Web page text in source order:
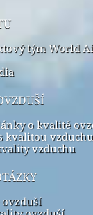
tým World
o kvalitě
kvalitou vzduchu
vzduchu